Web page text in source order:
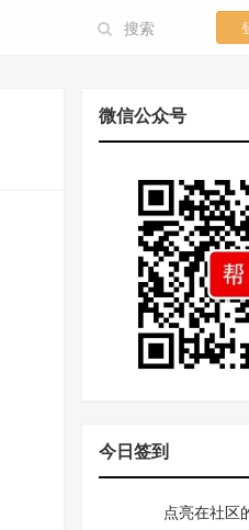
微信公众号
今日签到
点亮在社区